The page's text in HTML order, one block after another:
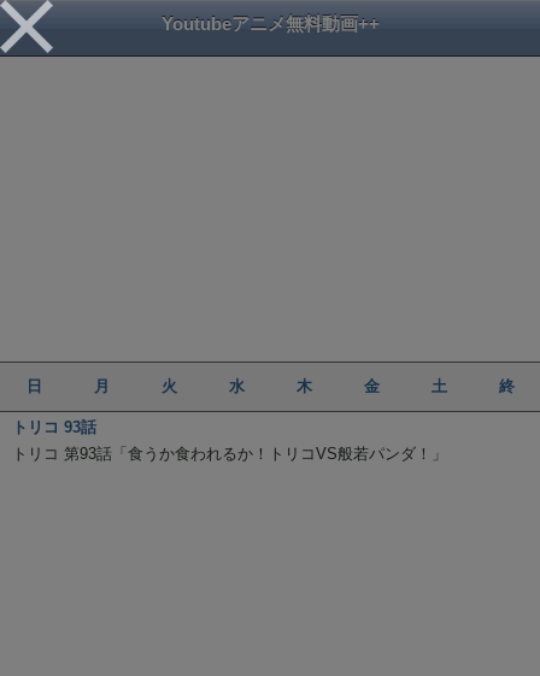
Youtubeアニメ無料動画++
日 月 火 水 木 金 土 終
トリコ 93話
トリコ 第93話「食うか食われるか！トリコVS般若パンダ！」